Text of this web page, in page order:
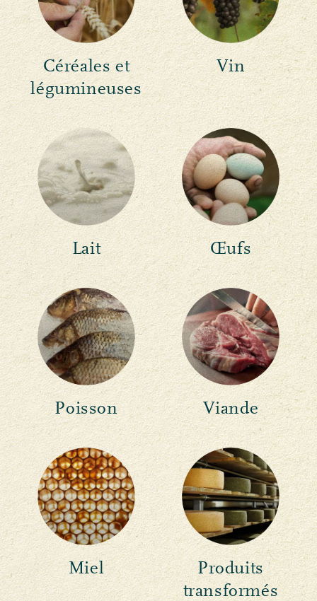
Céréales et
légumineuses
Vin
Lait Œufs
Poisson Viande
Miel
Produits
transformés